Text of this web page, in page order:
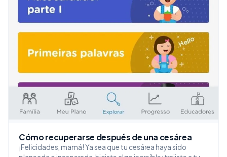
Cómo recuperarse después de una cesárea
¡Felicidades, mamá! Ya sea que tu cesárea haya sido